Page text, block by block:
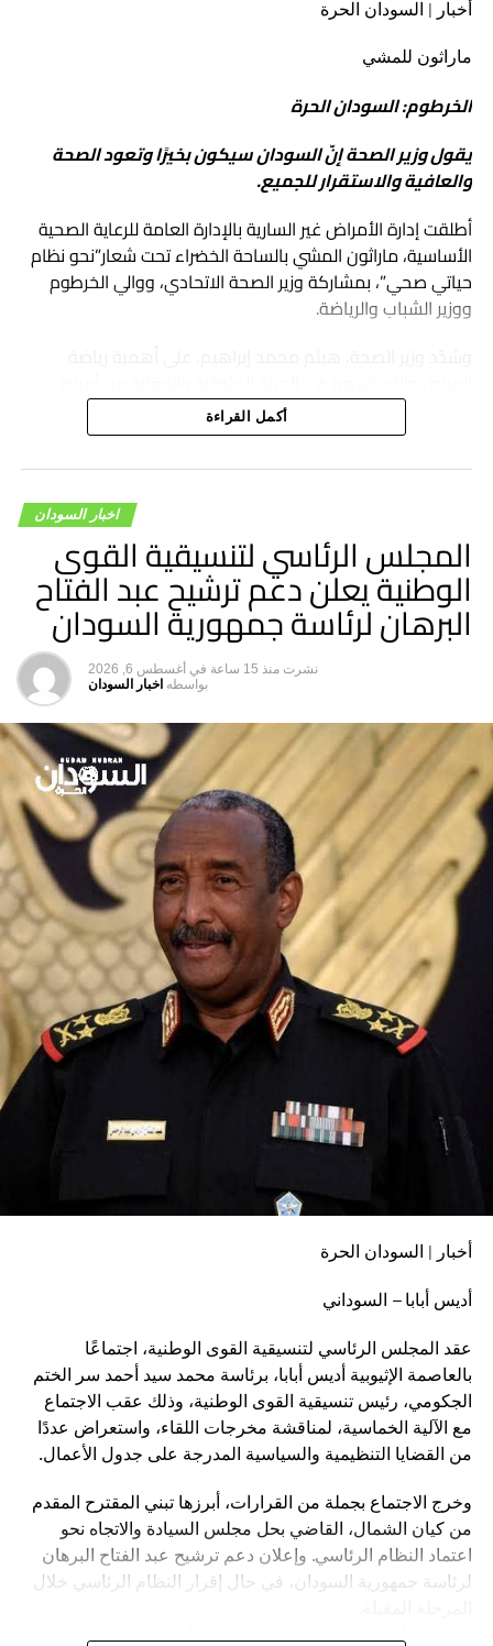
أخبار | السودان الحرة
ماراثون للمشي
الخرطوم: السودان الحرة
يقول وزير الصحة إنّ السودان سيكون بخيرًا وتعود الصحة
والعافية والاستقرار للجميع.
أطلقت إدارة الأمراض غير السارية بالإدارة العامة للرعاية الصحية
الأساسية، ماراثون المشي بالساحة الخضراء تحت شعار”نحو نظام
حياتي صحي”، بمشاركة وزير الصحة الاتحادي، ووالي الخرطوم
ووزير الشباب والرياضة.
الضغط و السكري و الأوعية الدموية و غيرها، مشيرًا إلى أنّ
الفعالية تؤكّد عودة الحياة إلى طبيعتها.
أكمل القراءة
اخبار السودان
المجلس الرئاسي لتنسيقية القوى
الوطنية يعلن دعم ترشيح عبد الفتاح
البرهان لرئاسة جمهورية السودان
نشرت منذ 15 ساعة في أغسطس 6, 2026
بواسطه اخبار السودان
أخبار | السودان الحرة
أديس أبابا – السوداني
عقد المجلس الرئاسي لتنسيقية القوى الوطنية، اجتماعًا
بالعاصمة الإثيوبية أديس أبابا، برئاسة محمد سيد أحمد سر الختم
الجكومي، رئيس تنسيقية القوى الوطنية، وذلك عقب الاجتماع
مع الآلية الخماسية، لمناقشة مخرجات اللقاء، واستعراض عددًا
من القضايا التنظيمية والسياسية المدرجة على جدول الأعمال.
وخرج الاجتماع بجملة من القرارات، أبرزها تبني المقترح المقدم
من كيان الشمال، القاضي بحل مجلس السيادة والاتجاه نحو
اعتماد النظام الرئاسي. وإعلان دعم ترشيح عبد الفتاح البرهان
لرئاسة جمهورية السودان، في حال إقرار النظام الرئاسي خلال